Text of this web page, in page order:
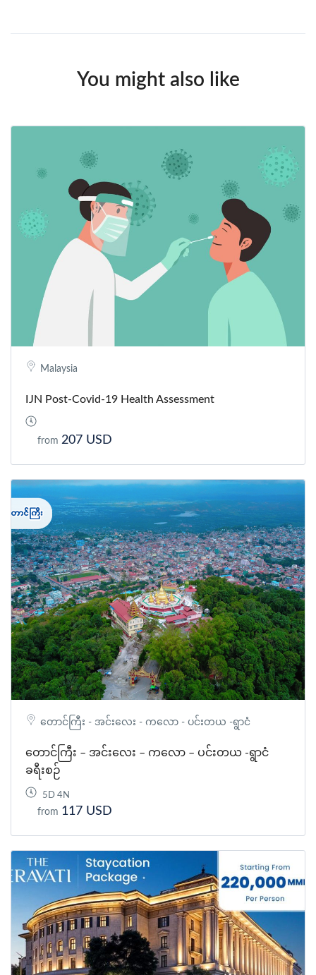
You might also like
Malaysia
IJN Post-Covid-19 Health Assessment
from 207 USD
တောင်ကြီး - အင်းလေး - ကလော - ပင်းတယ -ရွာငံ
တောင်ကြီး – အင်းလေး – ကလော – ပင်းတယ -ရွာငံ
ခရီးစဉ်
5D 4N
from 117 USD